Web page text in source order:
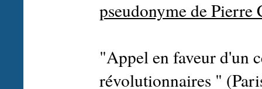
pseudonyme de
"Appel en faveur d'un
révolutionnaires "